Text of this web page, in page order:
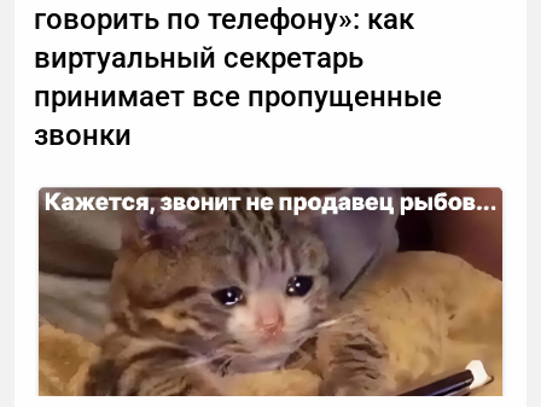
говорить по телефону»: как
виртуальный секретарь
принимает все пропущенные
звонки